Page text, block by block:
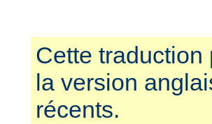
Cette
la version
récents.